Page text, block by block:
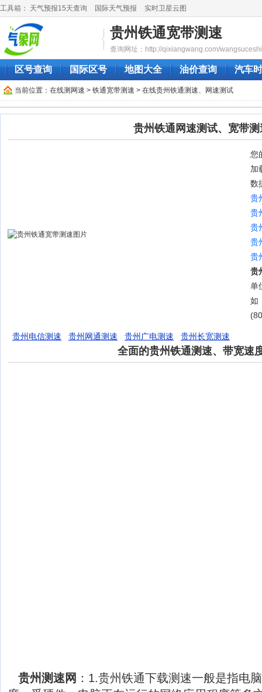
工具箱： 天气预报15天查询 国际天气预报 实时卫星云图
贵州铁通宽带测速
查询网址：http://qixiangwang.com/
区号查询 国际区号 地图大全 油价查询 汽车
当前位置： 在线测网速 > 铁通宽带测速 > 在线贵州铁通测速、网速测试
贵州铁通网速测试、宽带测
您
加
数
贵
贵
贵
贵
贵
贵
单
如
贵州电信测速 贵州网通测速 贵州广电测速 贵州长宽测速
全面的贵州铁通测速、带宽速
贵州测速网 ：1.贵州铁通下载测速一般是指电